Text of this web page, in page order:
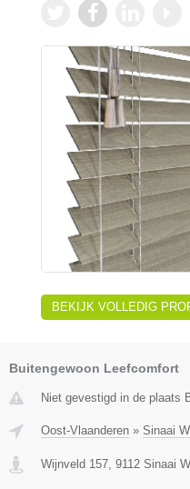
BEKIJK VOLLEDIG
Buitengewoon Leefcomfort
Niet gevestigd in de plaats
Oost-Vlaanderen » Sinaai
Wijnveld 157 9112 Sinaai